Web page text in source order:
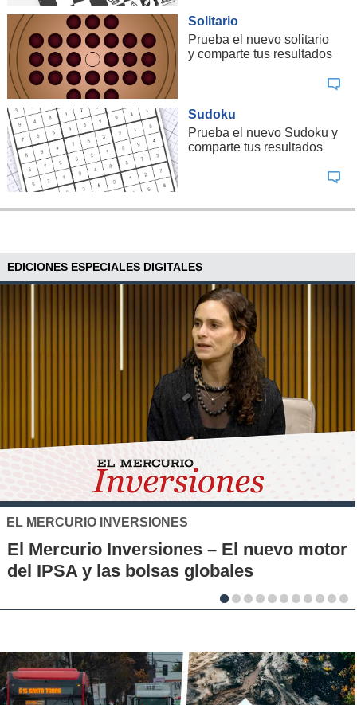
Solitario
Prueba el nuevo solitario
y comparte tus resultados
Sudoku
Prueba el nuevo Sudoku y
comparte tus resultados
EDICIONES ESPECIALES DIGITALES
SANTO TOMÁS
IP-CFT Santo Tomás y Red de Hubs
Municipales firman alianza para impulsar
la innovación en los territorios